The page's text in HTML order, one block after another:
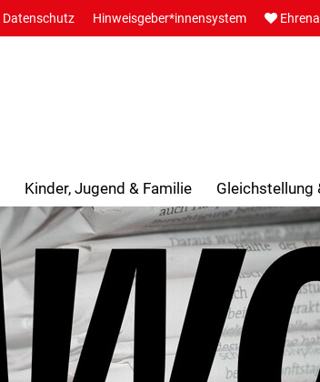
Datenschutz Hinweisgeber*innensystem
Kinder, Jugend & Familie Gleichstellung